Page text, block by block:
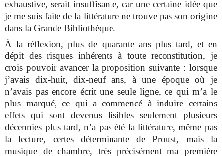
exhaustive, serait insuffisante, car une certaine idée que
je me suis faite de la littérature ne trouve pas son origine
dans la Grande Bibliothèque.
À la réflexion, plus de quarante ans plus tard, et en
dépit des risques inhérents à toute reconstitution, je
crois pouvoir avancer la proposition suivante : lorsque
j’avais dix-huit, dix-neuf ans, à une époque où je
n’avais pas encore écrit une seule ligne, ce qui m’a le
plus marqué, ce qui a commencé à induire certains
effets qui sont devenus lisibles seulement plusieurs
décennies plus tard, n’a pas été la littérature, même pas
la lecture, certes déterminante de Proust, mais la
musique de chambre, très précisément ma première